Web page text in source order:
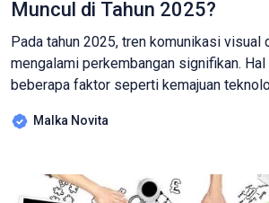
Muncul di Tahun 2025?
Pada tahun 2025, tren komunikasi visual
mengalami perkembangan signifikan.
beberapa faktor seperti kemajuan
Tren ini mencakup berbagai elemen
yang diprediksi akan populer di tahun
dalam […]
Malka Novita